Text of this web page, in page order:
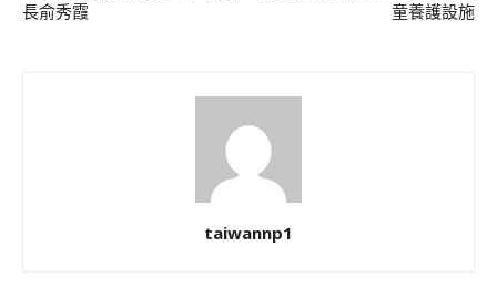
長俞秀霞
童養護設施
taiwannp1